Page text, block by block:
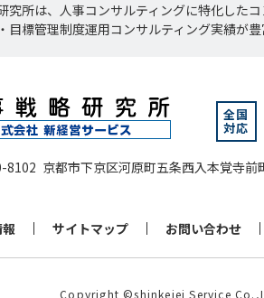
究所は、人事コンサルティングに特化した
目標管理制度運用コンサルティング実績が豊
全国
対応
8102 京都市下京区河原町五条西入本覚寺前
サイトマップ お問い合わせ
Copyright ©shinkeiei Service